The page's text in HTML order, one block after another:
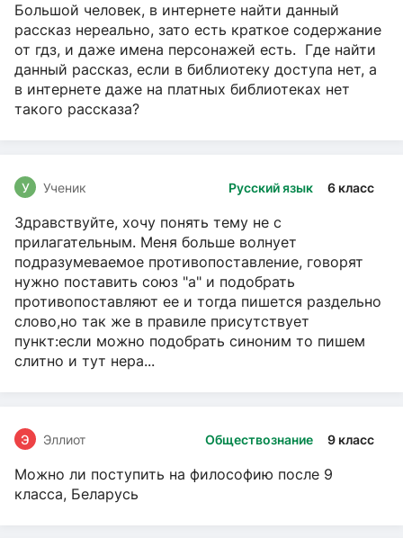
Большой человек, в интернете найти данный
рассказ нереально, зато есть краткое содержание
от гдз, и даже имена персонажей есть. Где найти
данный рассказ, если в библиотеку доступа нет, а
в интернете даже на платных библиотеках нет
такого рассказа?
Русский язык 6 класс
У Ученик
Здравствуйте, хочу понять тему не с
прилагательным. Меня больше волнует
подразумеваемое противопоставление, говорят
нужно поставить союз "а" и подобрать
противопоставляют ее и тогда пишется раздельно
слово,но так же в правиле присутствует
пункт:если можно подобрать синоним то пишем
слитно и тут нера...
Обществознание 9 класс
Э Эллиот
Можно ли поступить на философию после 9
класса, Беларусь